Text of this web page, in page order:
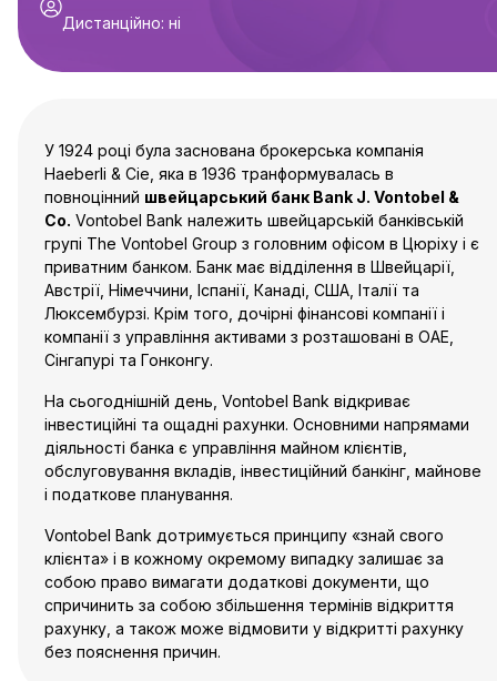
Дистанційно: ні
У 1924 році була заснована брокерська компанія
Haeberli & Cie, яка в 1936 транформувалась в
повноцінний швейцарський банк Bank J. Vontobel &
Co. Vontobel Bank належить швейцарській банківській
групі The Vontobel Group з головним офісом в Цюріху і є
приватним банком. Банк має відділення в Швейцарії,
Австрії, Німеччини, Іспанії, Канаді, США, Італії та
Люксембурзі. Крім того, дочірні фінансові компанії і
компанії з управління активами з розташовані в ОАЕ,
Сінгапурі та Гонконгу.
На сьогоднішній день, Vontobel Bank відкриває
інвестиційні та ощадні рахунки. Основними напрямами
діяльності банка є управління майном клієнтів,
обслуговування вкладів, інвестиційний банкінг, майнове
і податкове планування.
Vontobel Bank дотримується принципу «знай свого
клієнта» і в кожному окремому випадку залишає за
собою право вимагати додаткові документи, що
спричинить за собою збільшення термінів відкриття
рахунку, а також може відмовити у відкритті рахунку
без пояснення причин.